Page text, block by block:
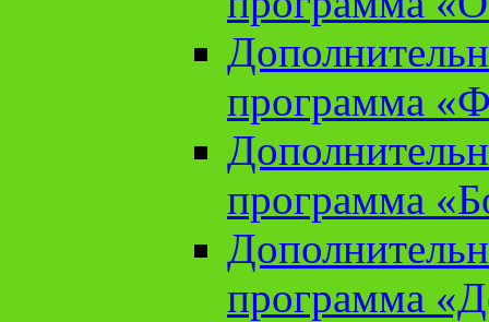
программа
программа
программа